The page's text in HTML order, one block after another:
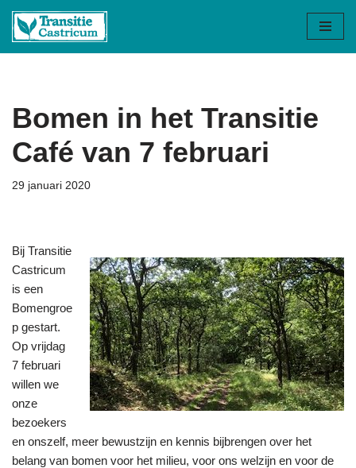
Ga
Bomen in het Transitie
Café van 7 februari
29 januari 2020
Bij Transitie
Castricum
is een
Bomengroe
p gestart.
Op vrijdag
7 februari
willen we
onze
bezoekers
en onszelf, meer bewustzijn en kennis bijbrengen over het
belang van bomen voor het milieu, voor ons welzijn en voor de